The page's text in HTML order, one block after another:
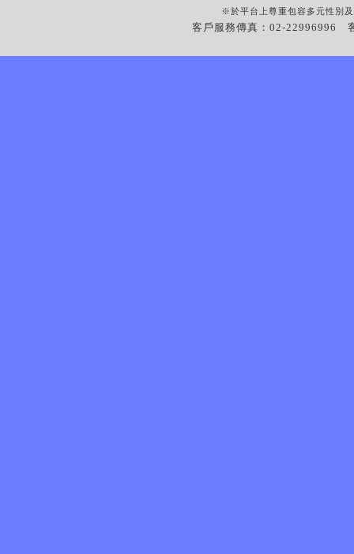
※於平台上尊重包容多元性別
客戶服務傳真：02-22996996